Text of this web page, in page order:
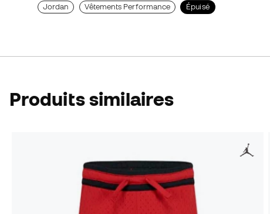
Jordan Vêtements Performance Épuisé
Produits similaires